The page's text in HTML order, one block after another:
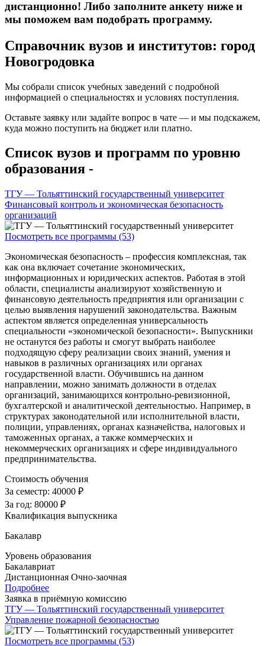
дистанционно! Либо заполните анкету ниже и
мы поможем вам подобрать программу.
Справочник вузов и институтов: город
Новогродовка
Мы собрали список учебных заведений с подробной
информацией о специальностях и условиях поступления.
Оставьте заявку или задайте вопрос в чате — и мы подскажем,
куда можно поступить на бюджет или платно.
Список вузов и программ по уровню
образования -
ТГУ — Тольяттинский государственный университет
Финансовый контроль и экономическая безопасность
организаций
Посмотреть все программы (53)
Экономическая безопасность – профессия комплексная, так
как она включает сочетание экономических,
информационных и юридических аспектов. Работая в этой
области, специалисты анализируют хозяйственную и
финансовую деятельность предприятия или организации с
целью выявления нарушений законодательства. Важным
аспектом является определенная универсальность
специальности «экономической безопасности». Выпускники
не останутся без работы и смогут выбрать наиболее
подходящую сферу реализации своих знаний, умения и
навыков в различных организациях или органах
государственной власти. Обучившись на данном
направлении, можно занимать должности в отделах
организаций, занимающихся контрольно-ревизионной,
бухгалтерской и аналитической деятельностью. Например, в
структурах законодательной или исполнительной власти,
полиции, управлениях, органах казначейства, налоговых и
таможенных органах, а также коммерческих и
некоммерческих организациях и сфере индивидуального
предпринимательства.
Стоимость обучения
За семестр: 40000 ₽
За год: 80000 ₽
Квалификация выпускника
Бакалавр
Уровень образования
Бакалавриат
Дистанционная Очно-заочная
Подробнее
Заявка в приёмную комиссию
ТГУ — Тольяттинский государственный университет
Управление пожарной безопасностью
Посмотреть все программы (53)